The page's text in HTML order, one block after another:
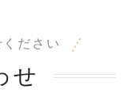
ださい
せ